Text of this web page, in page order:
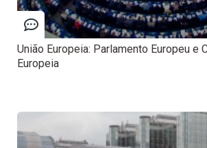
União Europeia: Parlamento Europeu e
Europeia